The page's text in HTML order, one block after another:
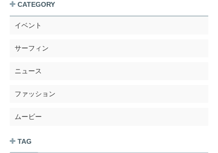
CATEGORY
イベント
サーフィン
ニュース
ファッション
ムービー
TAG